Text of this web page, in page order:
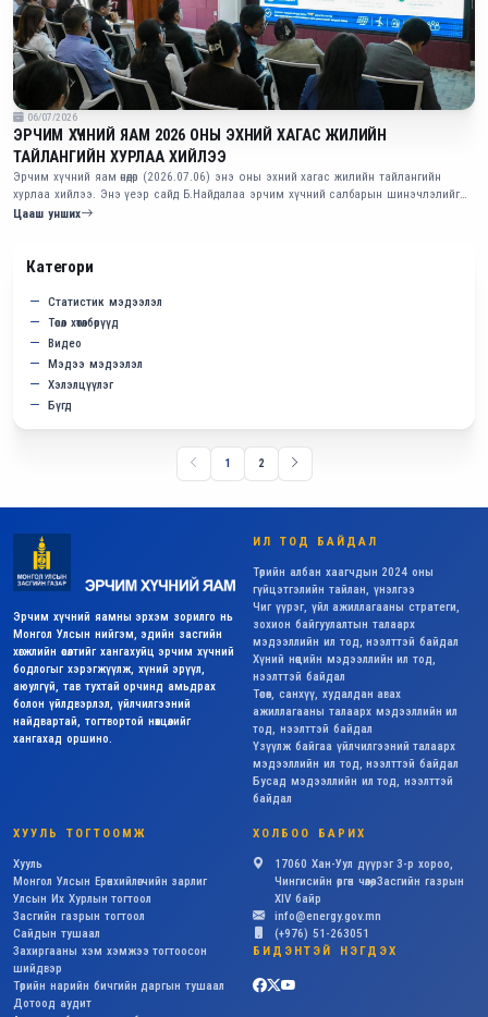
06/07/2026
ЭРЧИМ ХҮЧНИЙ ЯАМ 2026 ОНЫ ЭХНИЙ ХАГАС ЖИЛИЙН
ТАЙЛАНГИЙН ХУРЛАА ХИЙЛЭЭ
Эрчим хүчний яам өнөөдөр (2026.07.06) энэ оны эхний хагас жилийн тайлангийн
хурлаа хийлээ. Энэ үеэр сайд Б.Найдалаа эрчим хүчний салбарын шинэчлэлийг
эхлүүлсэн талаараа тодотгов. Тэрбээр “Бид салбарынхаа өдөр тутмын хэвийн
Цааш унших
Категори
Статистик мэдээлэл
Төсөл хөтөлбөрүүд
Видео
Мэдээ мэдээлэл
Хэлэлцүүлэг
Бүгд
1 2
Эрчим хүчний яамны эрхэм зорилго нь
Монгол Улсын нийгэм, эдийн засгийн
хөгжлийн өсөлтийг хангахуйц эрчим хүчний
бодлогыг хэрэгжүүлж, хүний эрүүл,
аюулгүй, тав тухтай орчинд амьдрах
болон үйлдвэрлэл, үйлчилгээний
найдвартай, тогтвортой нөхцөлийг
хангахад оршино.
ИЛ ТОД БАЙДАЛ
Төрийн албан хаагчдын 2024 оны
гүйцэтгэлийн тайлан, үнэлгээ
Чиг үүрэг, үйл ажиллагааны стратеги,
зохион байгуулалтын талаарх
мэдээллийн ил тод, нээлттэй байдал
Хүний нөөцийн мэдээллийн ил тод,
нээлттэй байдал
Төсөв, санхүү, худалдан авах
ажиллагааны талаарх мэдээллийн ил
тод, нээлттэй байдал
Үзүүлж байгаа үйлчилгээний талаарх
мэдээллийн ил тод, нээлттэй байдал
Бусад мэдээллийн ил тод, нээлттэй
байдал
ХУУЛЬ ТОГТООМЖ
Хууль
Монгол Улсын Ерөнхийлөгчийн зарлиг
Улсын Их Хурлын тогтоол
Засгийн газрын тогтоол
Сайдын тушаал
Захиргааны хэм хэмжээ тогтоосон
шийдвэр
Төрийн нарийн бичгийн даргын тушаал
Дотоод аудит
ХОЛБОО БАРИХ
17060 Хан-Уул дүүрэг 3-р хороо,
Чингисийн өргөн чөлөө, Засгийн газрын
XIV байр
info@energy.gov.mn
(+976) 51-263051
БИДЭНТЭЙ НЭГДЭХ